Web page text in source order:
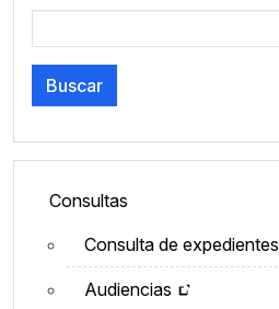
Buscar
Lateral - Menú secundario
Consultas
Consulta de expedientes
Audiencias